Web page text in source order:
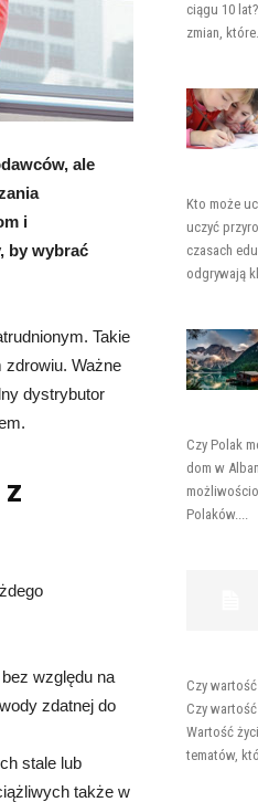
ale
i
by wybrać
Takie
zdrowiu. Ważne
dystrybutor
względu na
zdatnej do
stale lub
także w
ciągu 10
zmian,
Kto może
uczyć
czasach
odgrywają
Czy Polak
dom w
Polaków....
Czy
Czy
Wartość
tematów,